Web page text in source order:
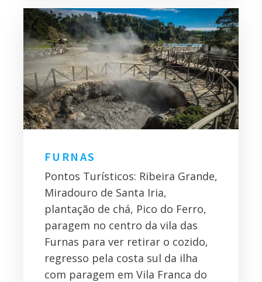
FURNAS
Pontos Turísticos: Ribeira Grande,
Miradouro de Santa Iria,
plantação de chá, Pico do Ferro,
paragem no centro da vila das
Furnas para ver retirar o cozido,
regresso pela costa sul da ilha
com paragem em Vila Franca do